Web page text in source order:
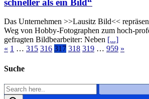
Das Unternehmen >>Lausitz Bild<<
Weg von Hobby-Fotographen zum hoch-
gefragten Bildbearbeiter: Neben [...]
« 1 … 315 316 317 318 319 … 959 »
Suche